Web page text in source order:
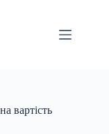
вартість